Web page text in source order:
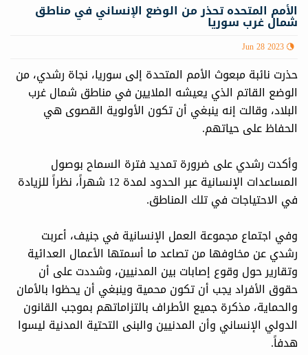
الأمم المتحدە تحذر من الوضع الإنساني في مناطق
شمال غرب سوريا
Jun 28 2023
حذرت نائبة مبعوث الأمم المتحدة إلى سوريا، نجاة رشدي، من
الوضع القاتم الذي يعيشه الملايين في مناطق شمال غرب
البلاد، وقالت إنه ينبغي أن تكون الأولوية القصوى هي
الحفاظ على حياتهم.
وأكدت رشدي على ضرورة تمديد فترة السماح بوصول
المساعدات الإنسانية عبر الحدود لمدة 12 شهراً، نظراً للزيادة
في الاحتياجات في تلك المناطق.
وفي اجتماع مجموعة العمل الإنسانية في جنيف، أعربت
رشدي عن مخاوفها من تصاعد ما أسمتها الأعمال العدائية
وتقارير حول وقوع إصابات بين المدنيين، وشددت على أن
حقوق الأفراد يجب أن تكون محمية وينبغي أن يحظوا بالأمان
والحماية، مذكرة جميع الأطراف بالتزاماتهم بموجب القانون
الدولي الإنساني وأن المدنيين والبنى التحتية المدنية ليسوا
هدفاً.